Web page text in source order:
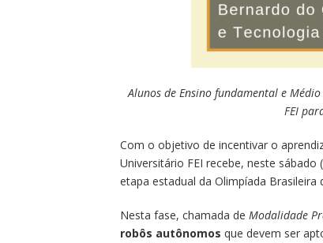
Alunos de Ensino fundamental e
FEI
Com o objetivo de incentivar o
Universitário FEI recebe, neste
etapa estadual da Olimpíada Brasileira
Nesta fase, chamada de Modalidade
robôs autônomos que devem ser